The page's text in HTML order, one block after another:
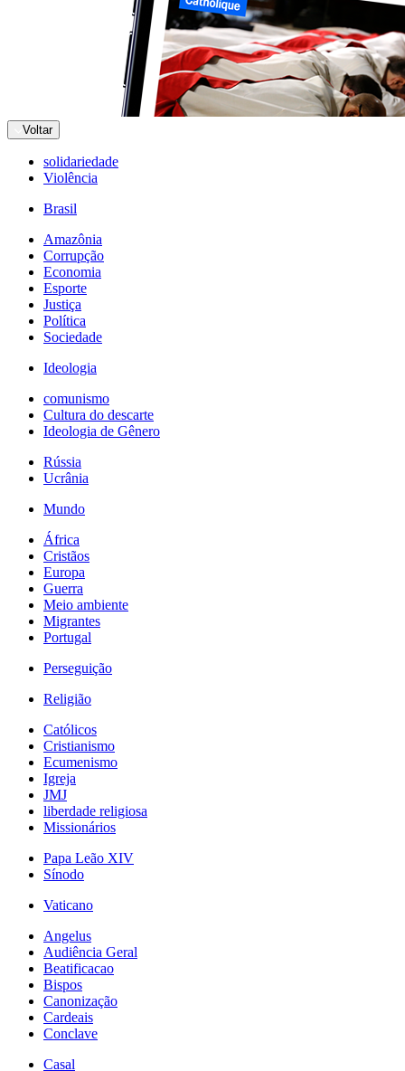
Voltar
solidariedade
Violência
Brasil
Amazônia
Corrupção
Economia
Esporte
Justiça
Política
Sociedade
Ideologia
comunismo
Cultura do descarte
Ideologia de Gênero
Rússia
Ucrânia
Mundo
África
Cristãos
Europa
Guerra
Meio ambiente
Migrantes
Portugal
Perseguição
Religião
Católicos
Cristianismo
Ecumenismo
Igreja
JMJ
liberdade religiosa
Missionários
Papa Leão XIV
Sínodo
Vaticano
Angelus
Audiência Geral
Beatificacao
Bispos
Canonização
Cardeais
Conclave
Casal